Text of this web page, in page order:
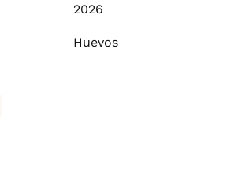
2026
Huevos